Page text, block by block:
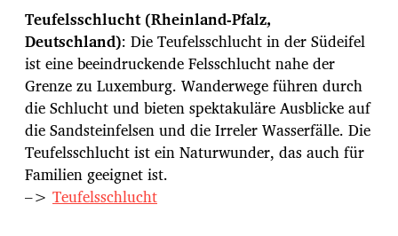
Teufelsschlucht (Rheinland-Pfalz,
Deutschland): Die Teufelsschlucht in der Südeifel
ist eine beeindruckende Felsschlucht nahe der
Grenze zu Luxemburg. Wanderwege führen durch
die Schlucht und bieten spektakuläre Ausblicke auf
die Sandsteinfelsen und die Irreler Wasserfälle. Die
Teufelsschlucht ist ein Naturwunder, das auch für
Familien geeignet ist.
–> Teufelsschlucht